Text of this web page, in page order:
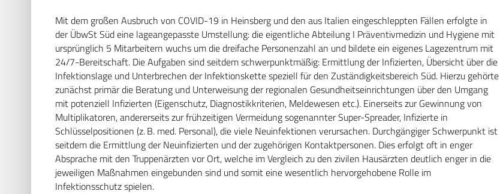
Mit dem großen Ausbruch von COVID-19 in Heinsberg und den aus Italien eingeschleppten Fällen erfolgte in
der ÜbwSt Süd eine lageangepasste Umstellung: die eigentliche Abteilung I Präventivmedizin und Hygiene mit
ursprünglich 5 Mitarbeitern wuchs um die dreifache Personenzahl an und bildete ein eigenes Lagezentrum mit
24/7-Bereitschaft. Die Aufgaben sind seitdem schwerpunktmäßig: Ermittlung der Infizierten, Übersicht über die
Infektionslage und Unterbrechen der Infektionskette speziell für den Zuständigkeitsbereich Süd. Hierzu gehörte
zunächst primär die Beratung und Unterweisung der regionalen Gesundheitseinrichtungen über den Umgang
mit potenziell Infizierten (Eigenschutz, Diagnostikkriterien, Meldewesen etc.). Einerseits zur Gewinnung von
Multiplikatoren, andererseits zur frühzeitigen Vermeidung sogenannter Super-Spreader, Infizierte in
Schlüsselpositionen (z. B. med. Personal), die viele Neuinfektionen verursachen. Durchgängiger Schwerpunkt ist
seitdem die Ermittlung der Neuinfizierten und der zugehörigen Kontaktpersonen. Dies erfolgt oft in enger
Absprache mit den Truppenärzten vor Ort, welche im Vergleich zu den zivilen Hausärzten deutlich enger in die
jeweiligen Maßnahmen eingebunden sind und somit eine wesentlich hervorgehobene Rolle im
Infektionsschutz spielen.